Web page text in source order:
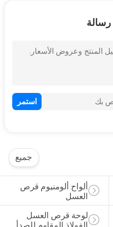
المرحاض
صلبة
رسالة
جميع
ألواح ألومنيوم قرص
العسل
لوحة قرص العسل